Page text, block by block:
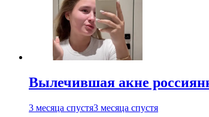
Вылечившая акне
3 месяца спустя3 месяца спустя